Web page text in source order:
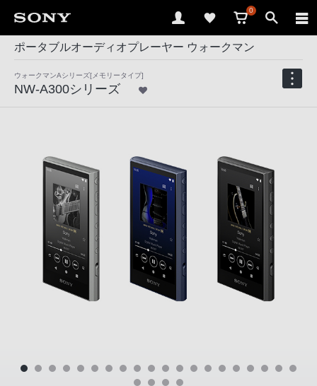
0
ポータブルオーディオプレーヤー ウォークマン
ウォークマンAシリーズ[メモリータイプ]
NW-A300シリーズ